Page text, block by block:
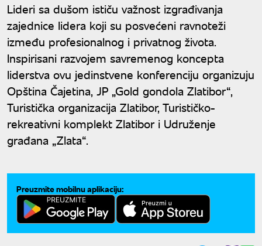
Lideri sa dušom ističu važnost izgrađivanja
zajednice lidera koji su posvećeni ravnoteži
između profesionalnog i privatnog života.
Inspirisani razvojem savremenog koncepta
liderstva ovu jedinstvene konferenciju organizuju
Opština Čajetina, JP „Gold gondola Zlatibor“,
Turistička organizacija Zlatibor, Turističko-
rekreativni komplekt Zlatibor i Udruženje
građana „Zlata“.
Preuzmite mobilnu aplikaciju: